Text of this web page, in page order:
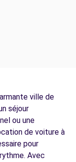
ville de
séjour
ou une
de voiture à
pour
Avec